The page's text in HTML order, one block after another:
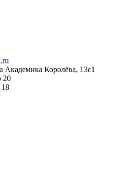
Академика Королёва, 13с1
20